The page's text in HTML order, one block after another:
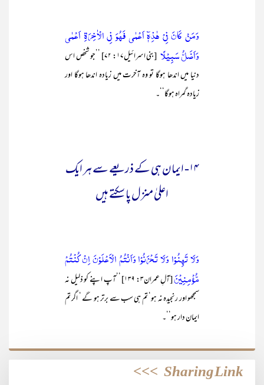
وَمَنْ كَانَ فِيْ هٰذِهٖٓ اَعْمٰى فَهُوَ فِي الْاٰخِرَةِ اَعْمٰى
وَاَضَلُّ سَبِيْلًا
[بنی اسرائیل۱۷: ۷۲] ’’جو شخص اس
دنیا میں اندھا ہوگا تو وہ آخرت میں زیادہ اندھا ہوگا اور
زیادہ گمراہ ہوگا‘‘۔
۱۴- ایمان ہی کے ذریعے سے ہر ایک
اعلیٰ منزل پا سکتے ہیں
وَلَا تَهِنُوْا وَلَا تَحْزَنُوْا وَاَنْتُمُ الْاَعْلَوْنَ اِنْ كُنْتُمْ
مُّؤْمِنِيْنَ
[آلِ عمران۳: ۱۳۹] ’’آپ اپنے کو ذلیل نہ
سمجھو اور رنجیدہ نہ ہو‘ تم ہی سب سے برتر ہو گے ‘ اگر تم
ایمان دار ہو‘‘۔
Sharing Link
>>>